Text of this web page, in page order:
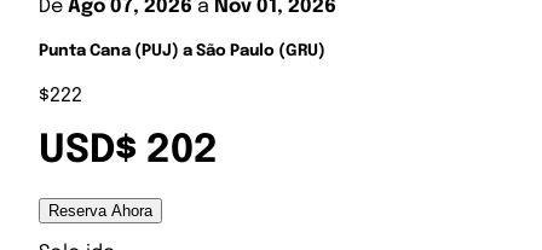
De Ago 07, 2026 a Nov 01, 2026
Punta Cana (PUJ) a São Paulo (GRU)
$222
USD$ 202
Reserva Ahora